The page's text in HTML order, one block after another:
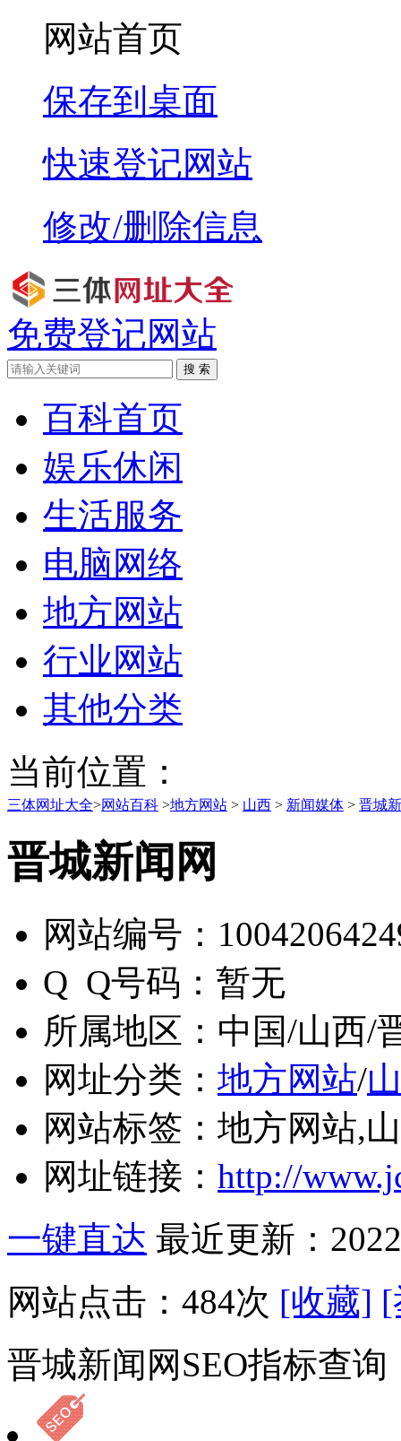
网站首页
保存到桌面
快速登记网站
修改/删除信息
免费登记网站
搜 索
百科首页
娱乐休闲
生活服务
电脑网络
地方网站
行业网站
其他分类
当前位置：
三体网址大全>网站百科 >地方网站 > 山西 > 新闻媒体 > 晋城
晋城新闻网
网站编号：
Q Q号码： 暂无
所属地区： 中国/山西/
网址分类： 地方网站/
网站标签： 地方网站,
网址链接： http://
一键直达 最近更新：
网站点击： 484次 [收藏] [
晋城新闻网SEO指标查询